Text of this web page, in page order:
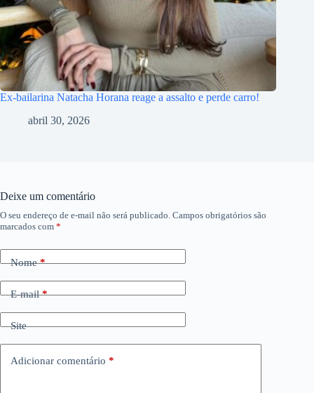
Ex-bailarina Natacha Horana reage a assalto e perde carro!
abril 30, 2026
Deixe um comentário
O seu endereço de e-mail não será publicado. Campos obrigatórios são
marcados com *
Nome*
E-mail*
Site
Adicionar comentário *